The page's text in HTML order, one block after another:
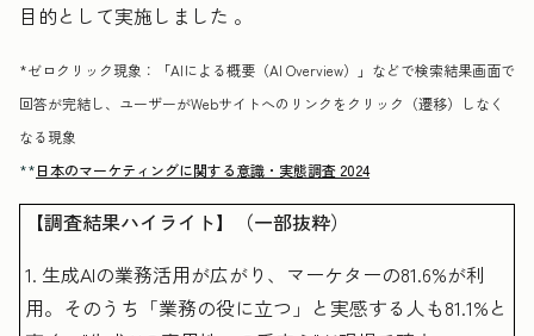
目的として実施しました 。
*ゼロクリック現象：「AIによる概要（AI Overview）」などで検索結果画面で
回答が完結し、ユーザーがWebサイトへのリンクをクリック（遷移）しなく
なる現象
**日本のマーケティングに関する意識・実態調査 2024
【調査結果ハイライト】（一部抜粋）
1. 生成AIの業務活用が広がり、マーケターの81.6%が利
用。そのうち「業務の役に立つ」と実感する人も81.1%と